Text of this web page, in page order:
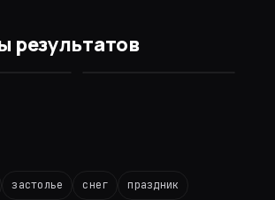
результатов
ПОСЛЕ
застолье снег праздник